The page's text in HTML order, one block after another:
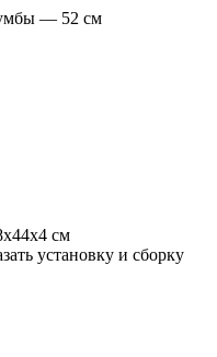
— 52 см
см
установку и сборку